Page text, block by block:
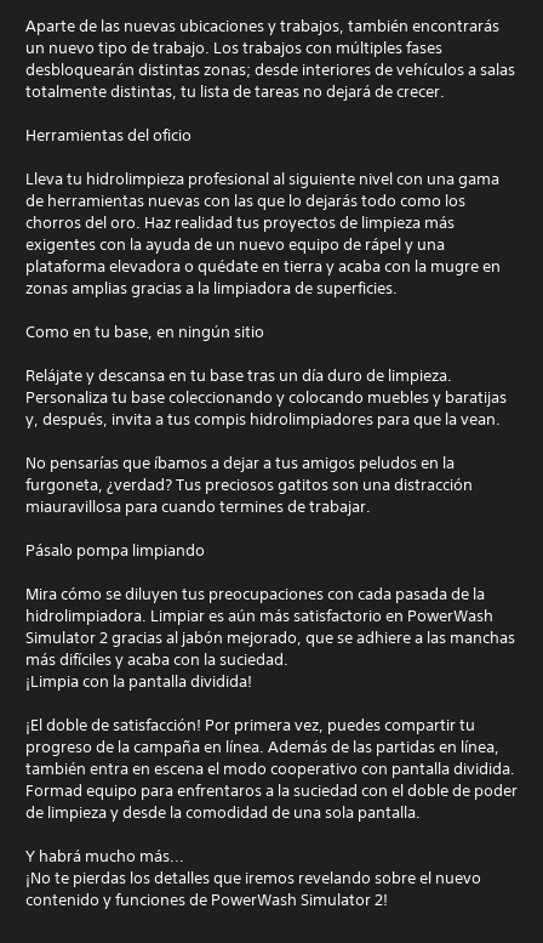
Aparte de las nuevas ubicaciones y trabajos, también encontrarás
un nuevo tipo de trabajo. Los trabajos con múltiples fases
desbloquearán distintas zonas; desde interiores de vehículos a salas
totalmente distintas, tu lista de tareas no dejará de crecer.
Herramientas del oficio
Lleva tu hidrolimpieza profesional al siguiente nivel con una gama
de herramientas nuevas con las que lo dejarás todo como los
chorros del oro. Haz realidad tus proyectos de limpieza más
exigentes con la ayuda de un nuevo equipo de rápel y una
plataforma elevadora o quédate en tierra y acaba con la mugre en
zonas amplias gracias a la limpiadora de superficies.
Como en tu base, en ningún sitio
Relájate y descansa en tu base tras un día duro de limpieza.
Personaliza tu base coleccionando y colocando muebles y baratijas
y, después, invita a tus compis hidrolimpiadores para que la vean.
No pensarías que íbamos a dejar a tus amigos peludos en la
furgoneta, ¿verdad? Tus preciosos gatitos son una distracción
miauravillosa para cuando termines de trabajar.
Pásalo pompa limpiando
Mira cómo se diluyen tus preocupaciones con cada pasada de la
hidrolimpiadora. Limpiar es aún más satisfactorio en PowerWash
Simulator 2 gracias al jabón mejorado, que se adhiere a las manchas
más difíciles y acaba con la suciedad.
¡Limpia con la pantalla dividida!
¡El doble de satisfacción! Por primera vez, puedes compartir tu
progreso de la campaña en línea. Además de las partidas en línea,
también entra en escena el modo cooperativo con pantalla dividida.
Formad equipo para enfrentaros a la suciedad con el doble de poder
de limpieza y desde la comodidad de una sola pantalla.
Y habrá mucho más...
¡No te pierdas los detalles que iremos revelando sobre el nuevo
contenido y funciones de PowerWash Simulator 2!